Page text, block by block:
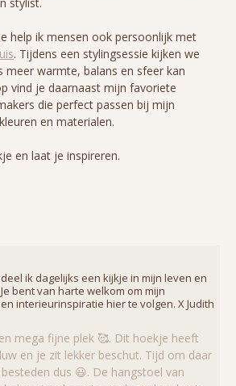
help ik mensen ook persoonlijk met
. Tijdens een stylingsessie kijken we
meer warmte, balans en sfeer kan
vind je daarnaast mijn favoriete
die perfect passen bij mijn
en materialen.
en laat je inspireren.
ik dagelijks een kijkje in mijn leven en
bent van harte welkom om mijn
interieurinspiratie hier te volgen. X Judith